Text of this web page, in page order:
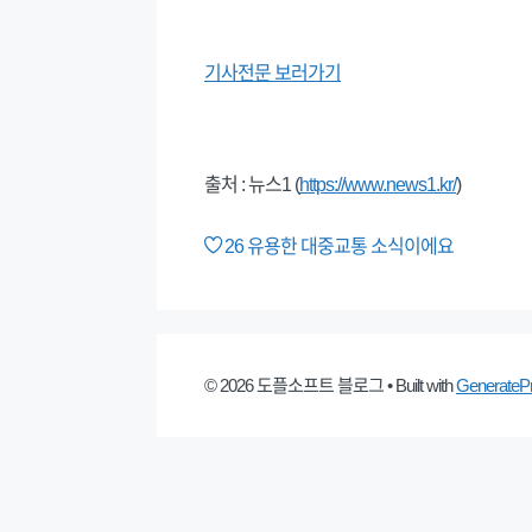
기사전문 보러가기
출처 : 뉴스1 (https://www.news1.kr/)
26유용한 대중교통 소식이에요
© 2026 도플소프트 블로그• Built with